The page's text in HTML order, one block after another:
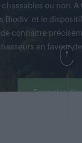
ou non.
Biodiv' et le
connaitre
en faveur
Exemples